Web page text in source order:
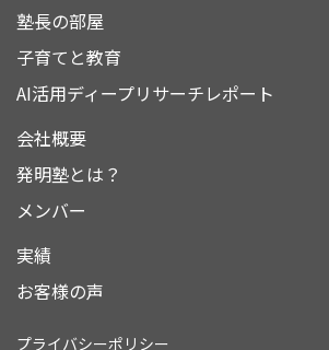
塾長の部屋
子育てと教育
AI活用ディープリサーチレポート
会社概要
発明塾とは？
メンバー
実績
お客様の声
プライバシーポリシー